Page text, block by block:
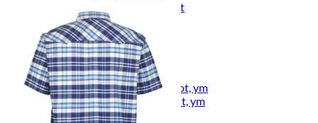
Lasten juhlahousut
Yöasut ja kylpytakit
Lasten yöpaidat
Lasten pyjamat
Kylpytakit
Lasten asusteet
Vyöt, käsineet,pipot, ym
Sukat, sukkahousut, ym
Lasten ulkoilu